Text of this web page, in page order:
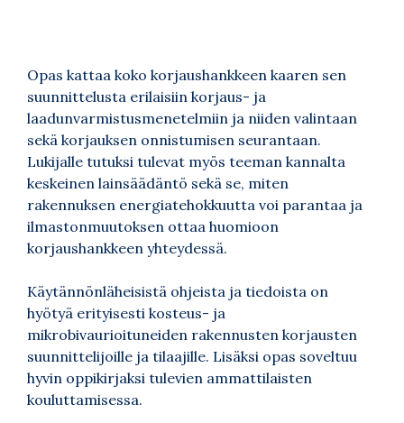
Opas kattaa koko korjaushankkeen kaaren sen
suunnittelusta erilaisiin korjaus- ja
laadunvarmistusmenetelmiin ja niiden valintaan
sekä korjauksen onnistumisen seurantaan.
Lukijalle tutuksi tulevat myös teeman kannalta
keskeinen lainsäädäntö sekä se, miten
rakennuksen energiatehokkuutta voi parantaa ja
ilmastonmuutoksen ottaa huomioon
korjaushankkeen yhteydessä.
Käytännönläheisistä ohjeista ja tiedoista on
hyötyä erityisesti kosteus- ja
mikrobivaurioituneiden rakennusten korjausten
suunnittelijoille ja tilaajille. Lisäksi opas soveltuu
hyvin oppikirjaksi tulevien ammattilaisten
kouluttamisessa.